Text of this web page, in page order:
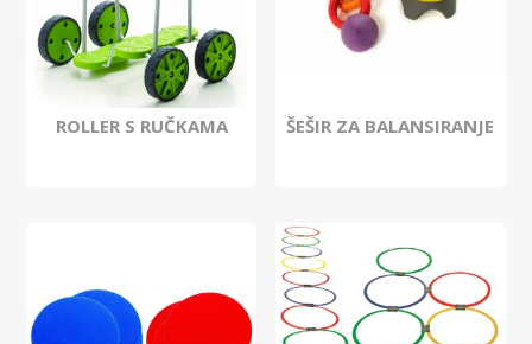
ROLLER S RUČKAMA ŠEŠIR ZA BALANSIRANJE